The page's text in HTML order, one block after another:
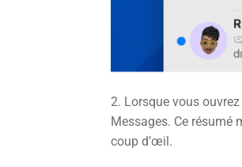
2. Lorsque vous
Messages. Ce résumé
coup d’œil.